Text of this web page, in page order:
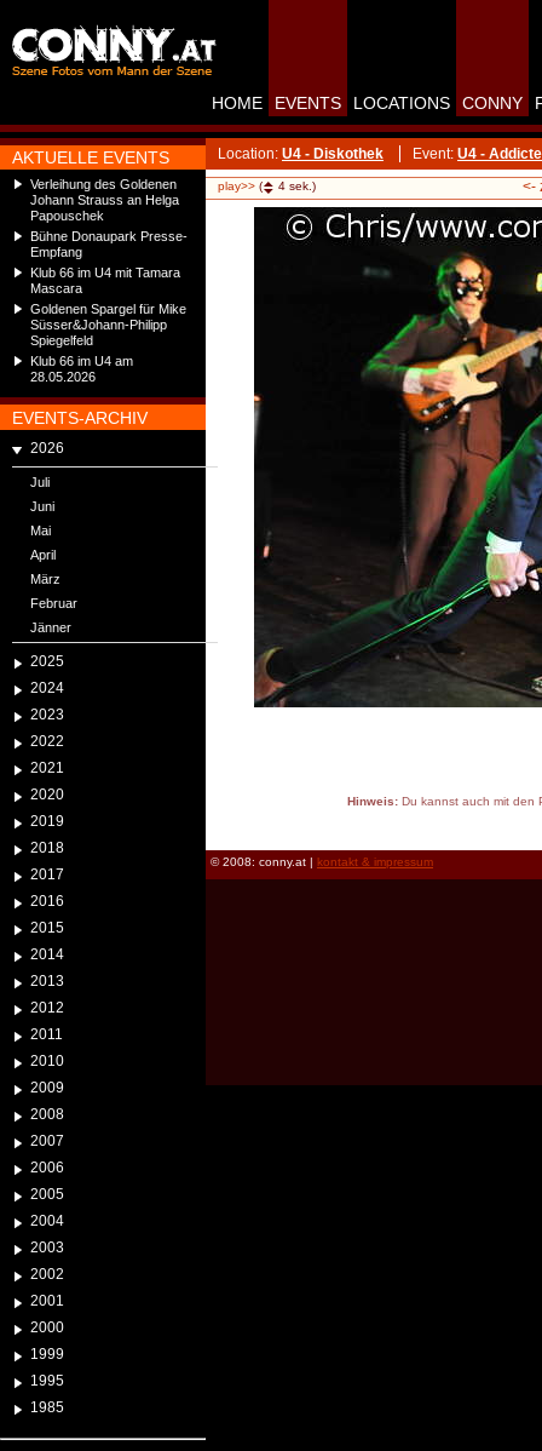
AKTUELLE EVENTS
Verleihung des Goldenen
Johann Strauss an Helga
Papouschek
Bühne Donaupark Presse-
Empfang
Klub 66 im U4 mit Tamara
Mascara
Goldenen Spargel für Mike
Süsser&Johann-Philipp
Spiegelfeld
Klub 66 im U4 am
28.05.2026
EVENTS-ARCHIV
2026
Juli
Juni
Mai
April
März
Februar
Jänner
2025
2024
2023
2022
2021
2020
2019
2018
2017
2016
2015
2014
2013
2012
2011
2010
2009
2008
2007
2006
2005
2004
2003
2002
2001
2000
1999
1995
1985
HOME EVENTS LOCATIONS CONNY
Location: U4 - Diskothek Event: U4 -
play>> ( 4 sek.) <-
Hinweis:Du kannst auch mit den
© 2008: conny.at | kontakt & impressum